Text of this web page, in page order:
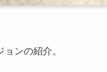
ンの紹介。